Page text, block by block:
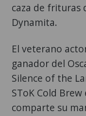
caza de frituras
Dynamita.
El veterano
ganador del
Silence of the
SToK Cold
comparte su